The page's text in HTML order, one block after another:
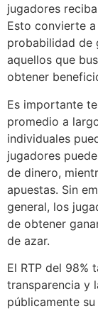
jugadores
Esto convierte
probabilidad de
aquellos que
obtener
Es importante
promedio a
individuales
jugadores
de dinero,
apuestas. Sin
general, los
de obtener
de azar.
El RTP del 98%
transparencia y
públicamente su